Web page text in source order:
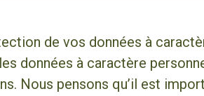
de vos données à
données à caractère
Nous pensons qu’il est